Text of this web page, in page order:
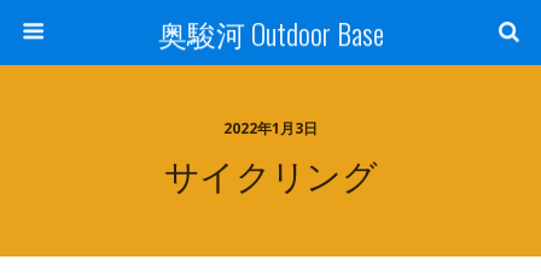
奥駿河 Outdoor Base
2022年1月3日
サイクリング